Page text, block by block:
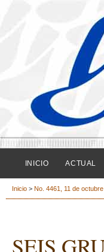
INICIO ACTUAL
Inicio > No. 4461, 11 de